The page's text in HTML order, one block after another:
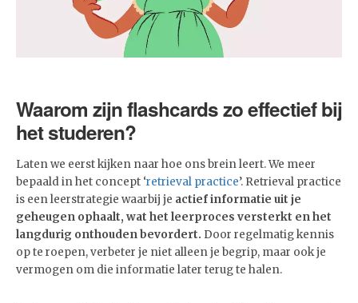
Waarom zijn flashcards zo effectief bij
het studeren?
Laten we eerst kijken naar hoe ons brein leert. We meer
bepaald in het concept ‘retrieval practice’. Retrieval practice
is een leerstrategie waarbij je actief informatie uit je
geheugen ophaalt, wat het leerproces versterkt en het
langdurig onthouden bevordert. Door regelmatig kennis
op te roepen, verbeter je niet alleen je begrip, maar ook je
vermogen om die informatie later terug te halen.